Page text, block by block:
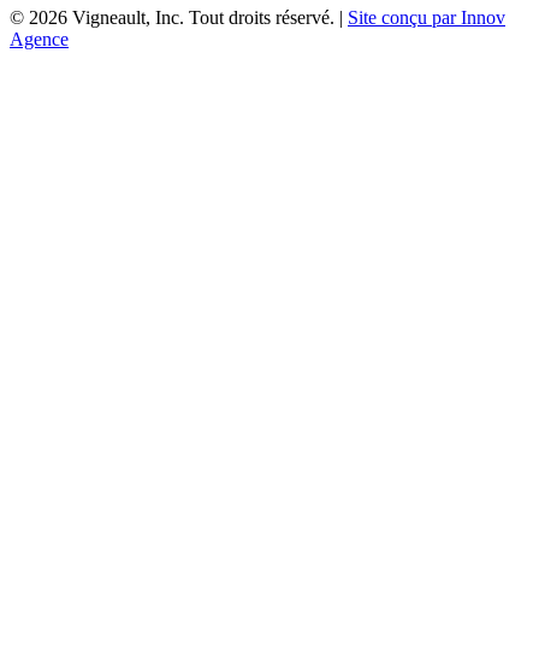
© 2026 Vigneault, Inc. Tout droits réservé. | Site conçu par Innov
Agence